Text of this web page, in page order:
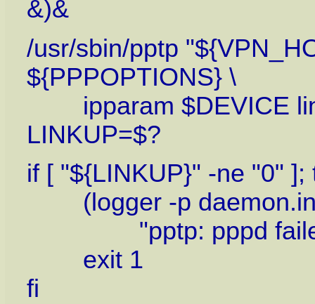
&)&
/usr/sbin/pptp
${PPPOPTIONS} \
ipparam $DEVICE
LINKUP=$?
if [ "${LINKUP}" -ne "0" ];
(logger -p
"pptp: pppd failed
exit 1
fi